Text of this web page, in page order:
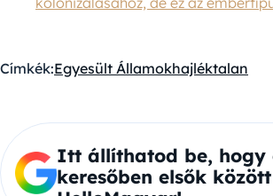
Címkék:Egyesült Államokhajléktalan
Itt állíthatod be, hogy
keresőben elsők